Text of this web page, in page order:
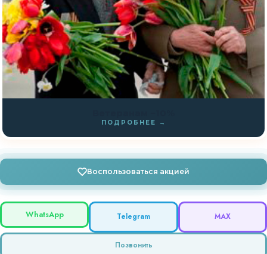
ПОДРОБНЕЕ →
Воспользоваться акцией
WhatsApp Telegram MAX
Позвонить